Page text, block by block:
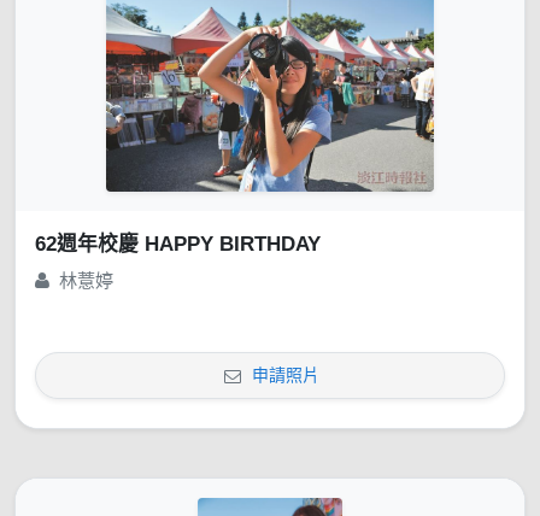
62週年校慶 HAPPY BIRTHDAY
林薏婷
申請照片